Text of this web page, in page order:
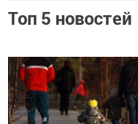
Топ 5 новостей